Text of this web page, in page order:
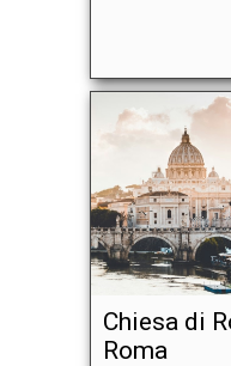
Chiesa di
Roma